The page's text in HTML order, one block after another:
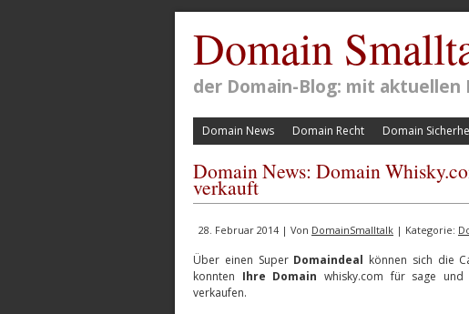
Domain
der Domain-Blog: mit aktuellen
Domain News Domain Recht Domain
Domain News: Domain
verkauft
28. Februar 2014 | Von DomainSmalltalk | Kategorie:
Über einen Super Domaindeal können sich die
konnten Ihre Domain whisky.com für sage
verkaufen.